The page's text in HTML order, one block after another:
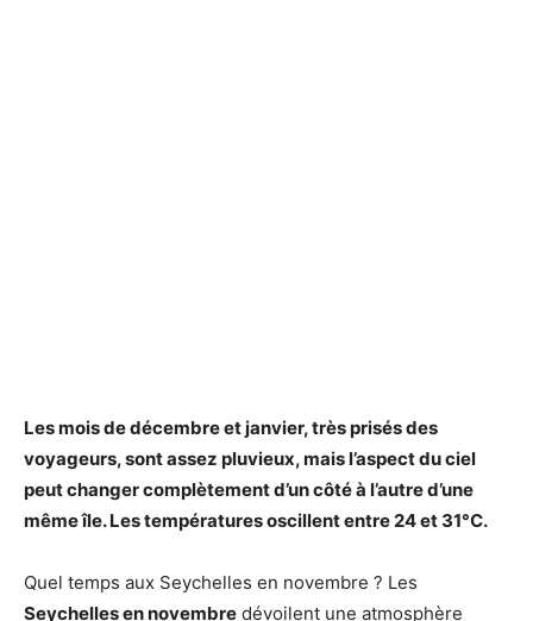
Les mois dedécembreet janvier, très prisés des
voyageurs, sont assez pluvieux, mais l’aspect du ciel
peut changer complètement d’un côté à l’autre d’une
même île. Les températures oscillent entre 24 et 31°C.
Quel temps aux Seychelles en novembre ? Les
Seychelles en novembre dévoilent une atmosphère